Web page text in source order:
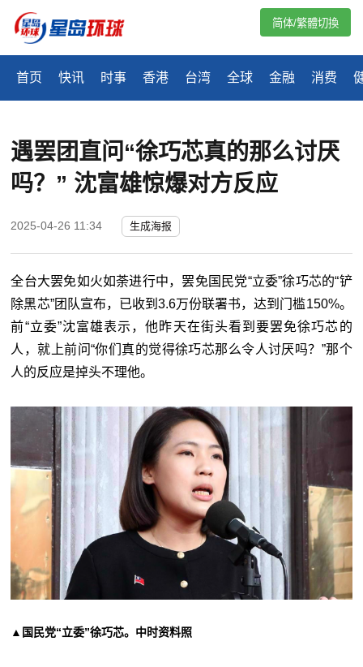
首页 快讯 时事 香港 台湾 全球 金融 消费
简体/繁體切換
遇罢团直问“徐巧芯真的那么讨厌
吗？” 沈富雄惊爆对方反应
2025-04-26 11:34 生成海报
全台大罢免如火如荼进行中，罢免国民党“立委”徐巧芯的“铲
除黑芯”团队宣布，已收到3.6万份联署书，达到门槛150%。
前“立委”沈富雄表示，他昨天在街头看到要罢免徐巧芯的
人，就上前问“你们真的觉得徐巧芯那么令人讨厌吗？”那个
人的反应是掉头不理他。
▲国民党“立委”徐巧芯。中时资料照